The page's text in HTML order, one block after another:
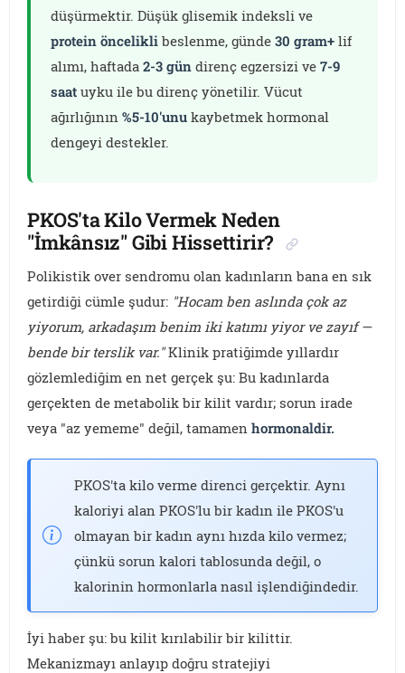
düşürmektir. Düşük glisemik indeksli ve
protein öncelikli beslenme, günde30 gram+ lif
alımı, haftada2-3 gün direnç egzersizi ve7-9
saat uyku ile bu direnç yönetilir. Vücut
ağırlığının%5-10'unu kaybetmek hormonal
dengeyi destekler.
PKOS'ta Kilo Vermek Neden
"İmkânsız" Gibi Hissettirir?
Polikistik over sendromu olan kadınların bana en sık
getirdiği cümle şudur: "Hocam ben aslında çok az
yiyorum, arkadaşım benim iki katımı yiyor ve zayıf —
bende bir terslik var."Klinik pratiğimde yıllardır
gözlemlediğim en net gerçek şu: Bu kadınlarda
gerçekten de metabolik bir kilit vardır; sorun irade
veya "az yememe" değil, tamamenhormonaldir.
PKOS'ta kilo verme direnci gerçektir. Aynı
kaloriyi alan PKOS'lu bir kadın ile PKOS'u
olmayan bir kadın aynı hızda kilo vermez;
çünkü sorun kalori tablosunda değil, o
kalorinin hormonlarla nasıl işlendiğindedir.
İyi haber şu: bu kilit kırılabilir bir kilittir.
Mekanizmayı anlayıp doğru stratejiyi